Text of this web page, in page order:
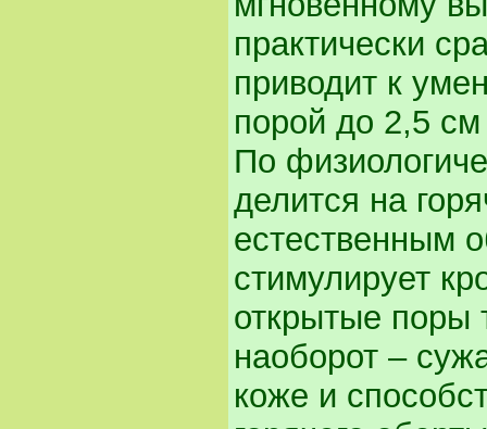
практически
приводит к
порой до 2,5 см
По
делится на
естественным
стимулирует
открытые поры
наоборот –
коже и